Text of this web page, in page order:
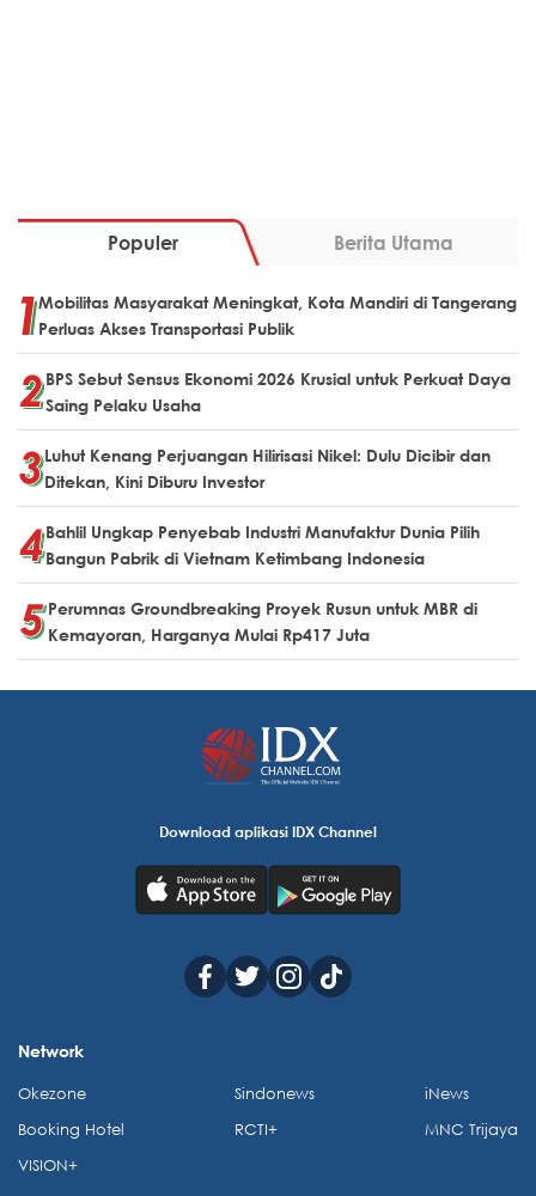
Populer Berita Utama
Mobilitas Masyarakat Meningkat, Kota Mandiri di Tangerang
Perluas Akses Transportasi Publik
BPS Sebut Sensus Ekonomi 2026 Krusial untuk Perkuat Daya
Saing Pelaku Usaha
Luhut Kenang Perjuangan Hilirisasi Nikel: Dulu Dicibir dan
Ditekan, Kini Diburu Investor
Bahlil Ungkap Penyebab Industri Manufaktur Dunia Pilih
Bangun Pabrik di Vietnam Ketimbang Indonesia
Perumnas Groundbreaking Proyek Rusun untuk MBR di
Kemayoran, Harganya Mulai Rp417 Juta
Download aplikasi IDX Channel
Network
Okezone
Booking Hotel
VISION+
Sindonews
RCTI+
iNews
MNC Trijaya